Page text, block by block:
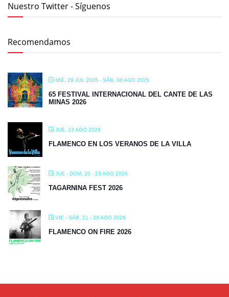
Nuestro Twitter - Síguenos
Recomendamos
MIÉ, 29 JUL 2026 - SÁB, 08 AGO 2026
65 FESTIVAL INTERNACIONAL DEL CANTE DE LAS
MINAS 2026
JUE, 13 AGO 2026
FLAMENCO EN LOS VERANOS DE LA VILLA
JUE - DOM, 20 - 23 AGO 2026
TAGARNINA FEST 2026
VIE - SÁB, 21 - 29 AGO 2026
FLAMENCO ON FIRE 2026